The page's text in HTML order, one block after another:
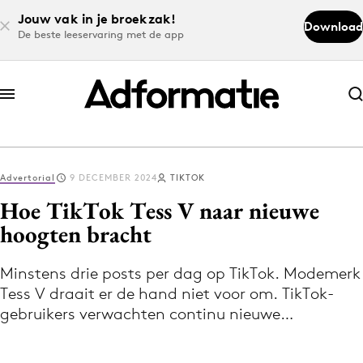
Jouw vak in je broekzak!
De beste leeservaring met de app
Download
Abonneer nu
Abonneer nu
Log in
Volg het laatste nieuws via de Adformatie
Nieuws app
Advertorial 9 DECEMBER 2024 TIKTOK
Hoe TikTok Tess V naar nieuwe
hoogten bracht
Minstens drie posts per dag op TikTok. Modemerk
Tess V draait er de hand niet voor om. TikTok-
gebruikers verwachten continu nieuwe…